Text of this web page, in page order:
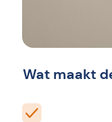
Wat maakt